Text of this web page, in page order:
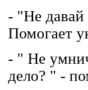
- "Не давай
Помогает
- " Не
дело? " -